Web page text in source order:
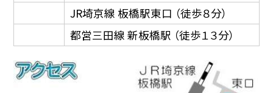
JR埼京線 板橋駅東口 （徒歩８分）
都営三田線 新板橋駅 （徒歩１３分）